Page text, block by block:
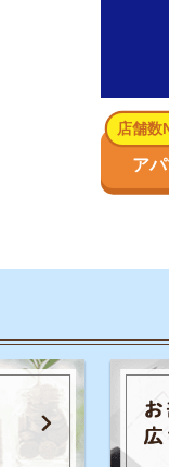
家賃相場
一人暮らし